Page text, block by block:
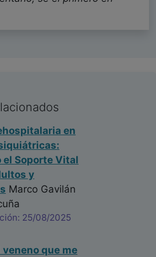
en
Soporte Vital
y
Marco Gavilán
25/08/2025
veneno que me